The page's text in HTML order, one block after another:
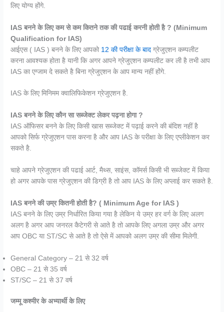
लिए योग्य होंगे.
IAS बनने के लिए कम से कम कितने तक की पढाई करनी होती है ? (Minimum
Qualification for IAS)
आईएस ( IAS ) बनने के लिए आपको 12 की परीक्षा के बाद ग्रेजुएशन कम्पलीट
करना आवश्यक होता है यानी कि अगर आपने ग्रेजुएशन कम्पलीट कर ली है तभी आप
IAS का एग्जाम दे सकते है बिना ग्रेजुएशन के आप मान्य नहीं होंगे.
IAS के लिए मिनिमम क्वालिफिकेशन ग्रेजुएशन है.
IAS बनने के लिए कौन सा सब्जेक्ट लेकर पढ़ना होगा ?
IAS ऑफिसर बनने के लिए किसी खास सब्जेक्ट में पढ़ाई करने की बंदिश नहीं है
आपको सिर्फ ग्रेजुएशन पास करना है और आप IAS के परीक्षा के लिए एप्लीकेशन कर
सकते है.
चाहे आपने ग्रेजुएशन की पढाई आर्ट, मैथ्स, साइंस, कॉमर्स किसी भी सब्जेक्ट में किया
हो अगर आपके पास ग्रेजुएशन की डिग्री है तो आप IAS के लिए अप्लाई कर सकते है.
IAS बनने की उम्र कितनी होती है? ( Minimum Age for IAS )
IAS बनने के लिए उम्र निर्धारित किया गया है लेकिन ये उम्र हर वर्ग के लिए अलग
अलग है अगर आप जनरल कैटेगरी से आते है तो आपके लिए अगला उम्र और अगर
आप OBC या ST/SC से आते है तो ऐसे में आपको अलग उम्र की सीमा मिलेगी.
General Category – 21 से 32 वर्ष
OBC – 21 से 35 वर्ष
ST/SC – 21 से 37 वर्ष
जम्मू कश्मीर के अभ्यार्थी के लिए